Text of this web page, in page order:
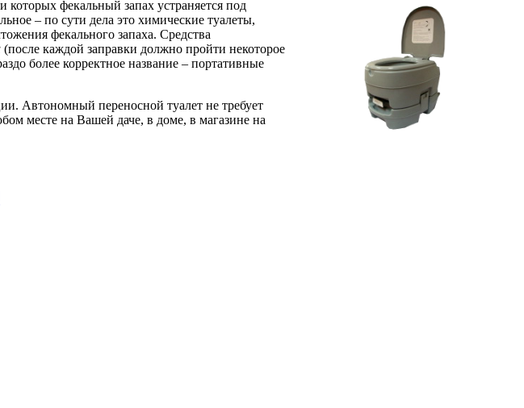
фекальный запах устраняется под
– по сути дела это химические туалеты,
фекального запаха. Средства
каждой заправки должно пройти некоторое
более корректное название – портативные
Автономный переносной туалет не требует
месте на Вашей даче, в доме, в магазине на